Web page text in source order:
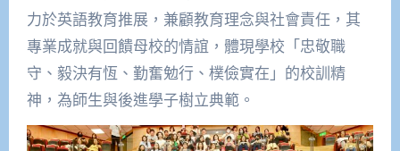
力於英語教育推展，兼顧教育理念與社會責任，其
專業成就與回饋母校的情誼，體現學校「忠敬職
守、毅決有恆、勤奮勉行、樸儉實在」的校訓精
神，為師生與後進學子樹立典範。